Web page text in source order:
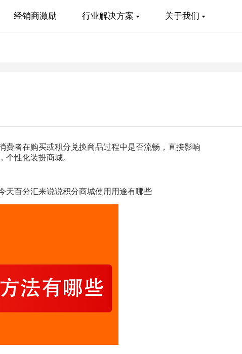
经销商激励 行业解决方案 关于我们
者在购买或积分兑换商品过程中是否流畅，直接影响
个性化装扮商城。
天百分汇来说说积分商城使用用途有哪些